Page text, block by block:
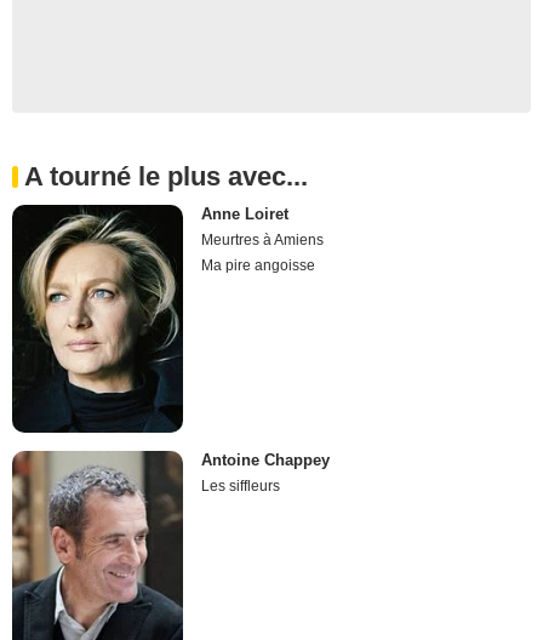
A tourné le plus avec...
Anne Loiret
Meurtres à Amiens
Ma pire angoisse
Antoine Chappey
Les siffleurs